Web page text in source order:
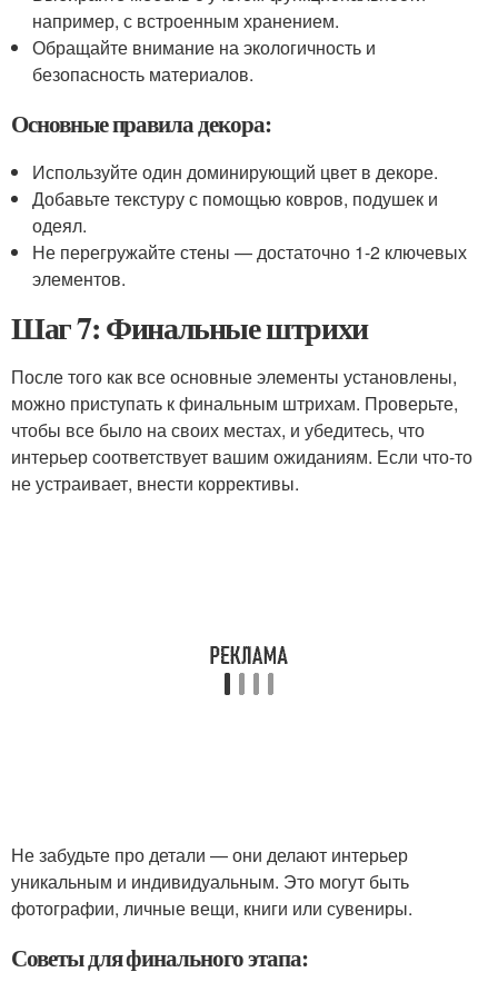
например, с встроенным хранением.
Обращайте внимание на экологичность и
безопасность материалов.
Основные правила декора:
Используйте один доминирующий цвет в декоре.
Добавьте текстуру с помощью ковров, подушек и
одеял.
Не перегружайте стены — достаточно 1-2 ключевых
элементов.
Шаг 7: Финальные штрихи
После того как все основные элементы установлены,
можно приступать к финальным штрихам. Проверьте,
чтобы все было на своих местах, и убедитесь, что
интерьер соответствует вашим ожиданиям. Если что-то
не устраивает, внести коррективы.
Не забудьте про детали — они делают интерьер
уникальным и индивидуальным. Это могут быть
фотографии, личные вещи, книги или сувениры.
Советы для финального этапа: